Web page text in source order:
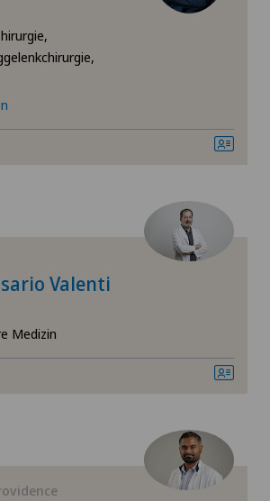
korrigierende Dermatologie
Clinique Générale
Montchoisi
Valenti
Medizin